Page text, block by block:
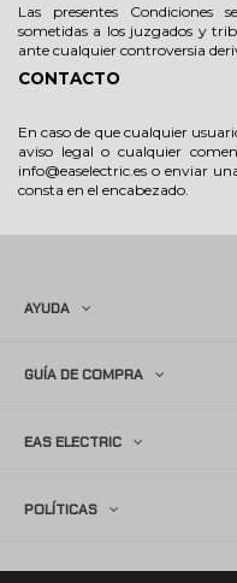
Las presentes Condiciones
sometidas a los juzgados y
ante cualquier controversia
CONTACTO
En caso de que cualquier
aviso legal o cualquier
info@easelectric.es o enviar
consta en el encabezado.
AYUDA
GUÍA DE COMPRA
EAS ELECTRIC
POLÍTICAS